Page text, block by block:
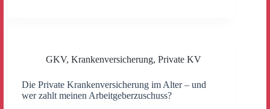
GKV, Krankenversicherung, Private KV
Die Private Krankenversicherung im Alter – und
wer zahlt meinen Arbeitgeberzuschuss?